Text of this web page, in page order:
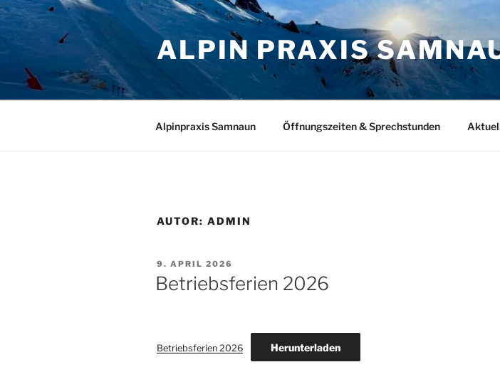
Zum
Inhalt
springen
ALPIN PRAXIS
Alpinpraxis Samnaun Öffnungszeiten & Sprechstunden
AUTOR: ADMIN
VERÖFFENTLICHT
AM
9. APRIL 2026
Betriebsferien 2026
Betriebsferien 2026 Herunterladen